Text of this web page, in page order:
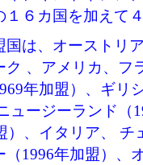
１６カ国を加えて
国は、オーストリ
ク 、アメリカ、フ
年加盟）、ギリ
ュージーランド（
）、イタリア、
（1996年加盟）、